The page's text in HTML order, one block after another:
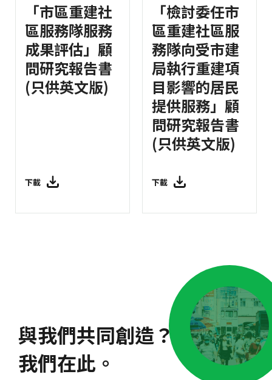
「市區重建社
區服務隊服務
成果評估」顧
問研究報告書
(只供英文版)
下載
「檢討委任市
區重建社區服
務隊向受市建
局執行重建項
目影響的居民
提供服務」顧
問研究報告書
(只供英文版)
下載
與我們共同創造？
我們在此。